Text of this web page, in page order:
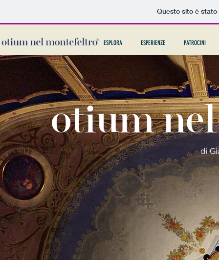
Questo sito è
ESPLORA ESPERIENZE PATROCINI
otium
di